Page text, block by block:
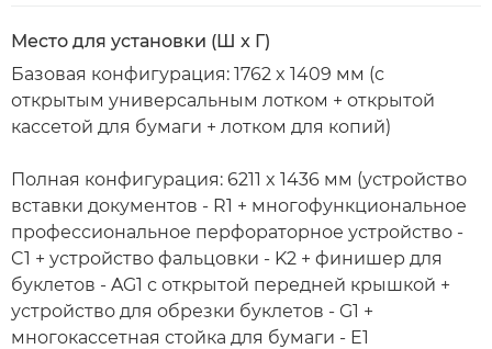
Место для установки (Ш x Г)
Базовая конфигурация: 1762 x 1409 мм (с
открытым универсальным лотком + открытой
кассетой для бумаги + лотком для копий)
Полная конфигурация: 6211 x 1436 мм (устройство
вставки документов - R1 + многофункциональное
профессиональное перфораторное устройство -
C1 + устройство фальцовки - K2 + финишер для
буклетов - AG1 с открытой передней крышкой +
устройство для обрезки буклетов - G1 +
многокассетная стойка для бумаги - E1